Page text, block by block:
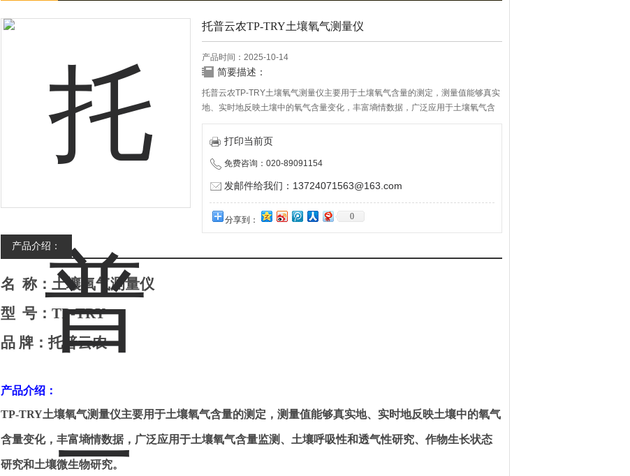
托普云农TP-TRY土壤氧气测量仪
产品时间：2025-10-14
简要描述：
托普云农TP-TRY土壤氧气测量仪主要用于土壤氧气含量的测定，测量值能够真实
地、实时地反映土壤中的氧气含量变化，丰富墒情数据，广泛应用于土壤氧气含
量监测、土壤呼吸性和透气性研究、作物生长状态研究和土壤微生物研究。
打印当前页
免费咨询：020-89091154
发邮件给我们：13724071563@163.com
分享到： 0
产品介绍：
名 称：土壤氧气测量仪
型 号： TP-TRY
品 牌：托普云农
产品介绍：
TP-TRY土壤氧气测量仪主要用于土壤氧气含量的测定，测量值能够真实地、实时地反映土壤中的氧气
含量变化，丰富墒情数据，广泛应用于土壤氧气含量监测、土壤呼吸性和透气性研究、作物生长状态
研究和土壤微生物研究。